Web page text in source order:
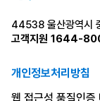
44538 울산광역시
고객지원 1644-
개인정보처리방침
웹 접근성 품질인증